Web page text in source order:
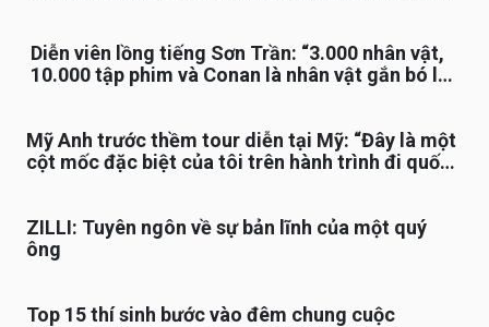
Diễn viên lồng tiếng Sơn Trần: “3.000 nhân vật,
10.000 tập phim và Conan là nhân vật gắn bó lâu
Mỹ Anh trước thềm tour diễn tại Mỹ: “Đây là một
cột mốc đặc biệt của tôi trên hành trình đi quốc
ZILLI: Tuyên ngôn về sự bản lĩnh của một quý
ông
Top 15 thí sinh bước vào đêm chung cuộc